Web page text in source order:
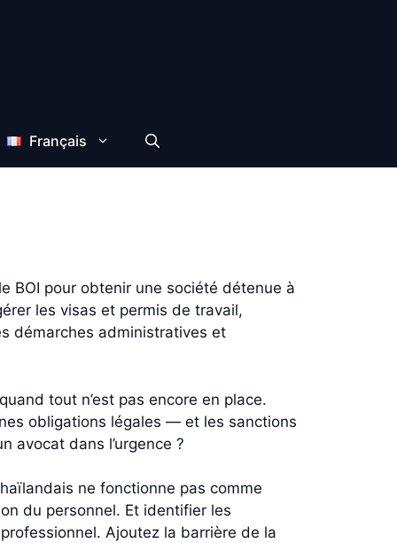
Français
BOI pour obtenir une société détenue à
les visas et permis de travail,
démarches administratives et
tout n’est pas encore en place.
obligations légales — et les sanctions
avocat dans l’urgence ?
ne fonctionne pas comme
du personnel. Et identifier les
Ajoutez la barrière de la